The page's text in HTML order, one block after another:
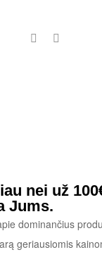
nei už
Jums.
dominančius
geriausiomis